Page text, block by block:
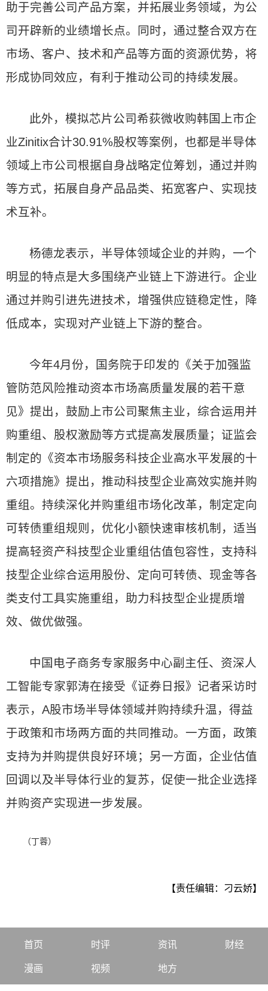
助于完善公司产品方案，并拓展业务领域，为公
司开辟新的业绩增长点。同时，通过整合双方在
市场、客户、技术和产品等方面的资源优势，将
形成协同效应，有利于推动公司的持续发展。
此外，模拟芯片公司希荻微收购韩国上市企
业Zinitix合计30.91%股权等案例，也都是半导体
领域上市公司根据自身战略定位筹划，通过并购
等方式，拓展自身产品品类、拓宽客户、实现技
术互补。
杨德龙表示，半导体领域企业的并购，一个
明显的特点是大多围绕产业链上下游进行。企业
通过并购引进先进技术，增强供应链稳定性，降
低成本，实现对产业链上下游的整合。
今年4月份，国务院于印发的《关于加强监
管防范风险推动资本市场高质量发展的若干意
见》提出，鼓励上市公司聚焦主业，综合运用并
购重组、股权激励等方式提高发展质量；证监会
制定的《资本市场服务科技企业高水平发展的十
六项措施》提出，推动科技型企业高效实施并购
重组。持续深化并购重组市场化改革，制定定向
可转债重组规则，优化小额快速审核机制，适当
提高轻资产科技型企业重组估值包容性，支持科
技型企业综合运用股份、定向可转债、现金等各
类支付工具实施重组，助力科技型企业提质增
效、做优做强。
中国电子商务专家服务中心副主任、资深人
工智能专家郭涛在接受《证券日报》记者采访时
表示，A股市场半导体领域并购持续升温，得益
于政策和市场两方面的共同推动。一方面，政策
支持为并购提供良好环境；另一方面，企业估值
回调以及半导体行业的复苏，促使一批企业选择
并购资产实现进一步发展。
（丁蓉）
【责任编辑：刁云娇】
首页 时评 资讯 财经
漫画 视频 地方